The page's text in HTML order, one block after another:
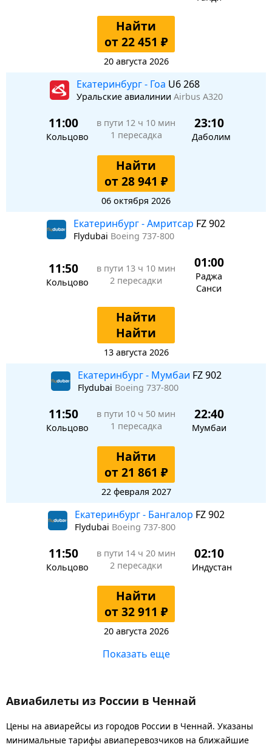
Найти
от 22 451 ₽
20 августа 2026
Екатеринбург - Гоа U6 268
Уральские авиалинии Airbus A320
11:00
Кольцово
в пути 12 ч 10 мин
1 пересадка
23:10
Даболим
Найти
от 28 941 ₽
06 октября 2026
Екатеринбург - Амритсар FZ 902
Flydubai Boeing 737-800
11:50
Кольцово
в пути 13 ч 10 мин
2 пересадки
01:00
Раджа
Санси
Найти
Найти
13 августа 2026
Екатеринбург - Мумбаи FZ 902
Flydubai Boeing 737-800
11:50
Кольцово
в пути 10 ч 50 мин
1 пересадка
22:40
Мумбаи
Найти
от 21 861 ₽
22 февраля 2027
Екатеринбург - Бангалор FZ 902
Flydubai Boeing 737-800
11:50
Кольцово
в пути 14 ч 20 мин
2 пересадки
02:10
Индустан
Найти
от 32 911 ₽
20 августа 2026
Показать еще
Авиабилеты из России в Ченнай
Цены на авиарейсы из городов России в Ченнай. Указаны
минимальные тарифы авиаперевозчиков на ближайшие